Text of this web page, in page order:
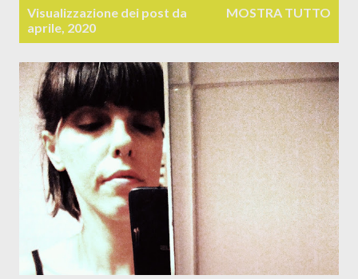
Visualizzazione dei post da
aprile, 2020
MOSTRA TUTTO